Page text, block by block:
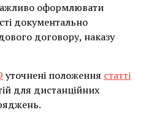
оформлювати
документально
договору, наказу
уточнені положення статті
для дистанційних